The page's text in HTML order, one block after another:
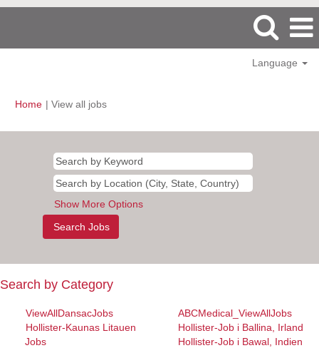
Language
Home | View all jobs(current
Show More Options
Search by Category
ViewAllDansacJobs
ABCMedical_ViewAllJobs
Hollister-Kaunas Litauen
Jobs
Hollister-Job i Ballina, Irland
Hollister-Job i Bawal, Indien